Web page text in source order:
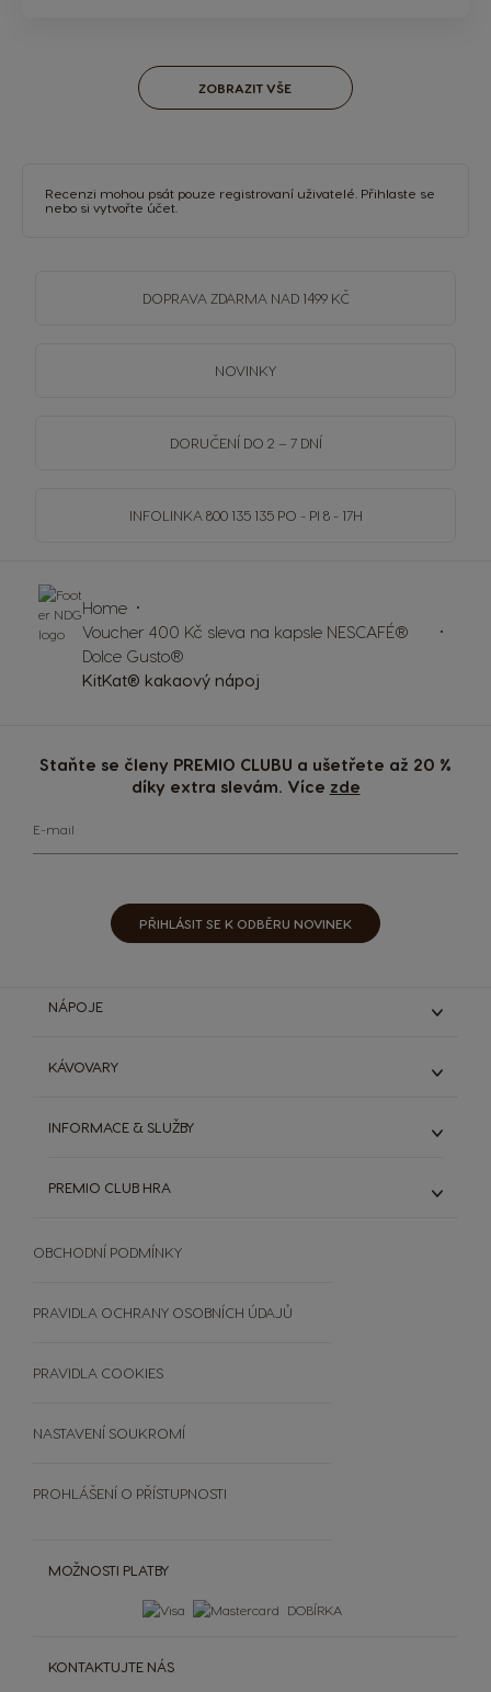
ZOBRAZIT VŠE
Recenzi mohou psát pouze registrovaní uživatelé. Přihlaste se
nebo si vytvořte účet
DOPRAVA ZDARMA NAD 1499 KČ
NOVINKY
DORUČENÍ DO 2 – 7 DNÍ
INFOLINKA 800 135 135 PO - PI 8 - 17H
Staňte se členy PREMIO CLUBU a ušetřete až 20 %
díky extra slevám. Více zde
E-mail
PŘIHLÁSIT SE K ODBĚRU NOVINEK
Home
Voucher 400 Kč sleva na kapsle NESCAFÉ®
Dolce Gusto®
KitKat® kakaový nápoj
NÁPOJE
Lungo & grande
Čokoládové nápoje
Dallmayr
Zobrazit všechny nápoje
KÁVOVARY
Genio S Plus
Zobrazit všechny kávovary
Šálky a termohrnky
INFORMACE & SLUŽBY
DOLCE GUSTO SYSTÉM
UDRŽITELNOST
Extra Space
PREMIO CLUB HRA
Vložte kód
MOŽNOSTI PLATBY
DOBÍRKA
KONTAKTUJTE NÁS
OBCHODNÍ PODMÍNKY
PRAVIDLA OCHRANY OSOBNÍCH ÚDAJŮ
PRAVIDLA COOKIES
NASTAVENÍ SOUKROMÍ
PROHLÁŠENÍ O PŘÍSTUPNOSTI